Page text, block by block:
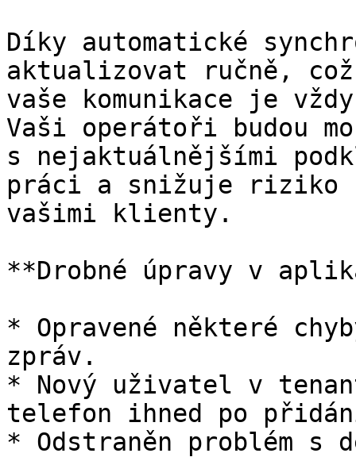
Díky automatické
aktualizovat ručně,
vaše komunikace je
Vaši operátoři budou
s nejaktuálnějšími
práci a snižuje riziko
vašimi klienty.
**Drobné úpravy v
* Opravené některé
zpráv.
* Nový uživatel v
telefon ihned po
* Odstraněn problém s